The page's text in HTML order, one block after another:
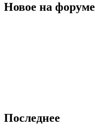
Новое на форуме
Последнее